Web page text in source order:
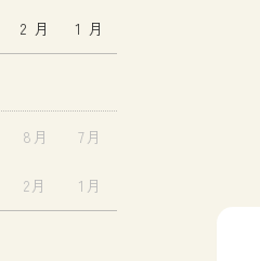
2 月 1 月
8月 7月
2月 1月